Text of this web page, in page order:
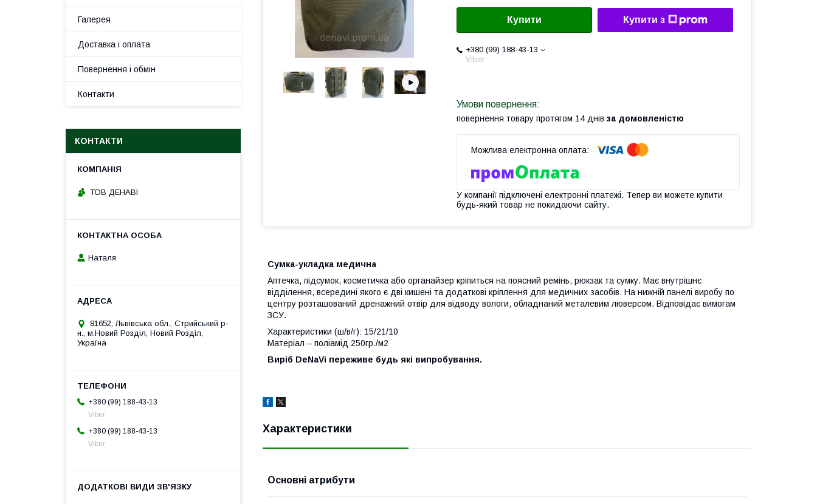
Купити Купити з
+380 (99) 188-43-13
Viber
повернення товару протягом 14 днів за домовленістю
У компанії підключені електронні платежі. Тепер ви можете купити
будь-який товар не покидаючи сайту.
Сумка-укладка медична
Аптечка, підсумок, косметичка або органайзер кріпиться на поясний ремінь, рюкзак та сумку. Має внутрішнє
відділення, всередині якого є дві кишені та додаткові кріплення для медичних засобів. На нижній панелі виробу по
центру розташований дренажний отвір для відводу вологи, обладнаний металевим люверсом. Відповідає вимогам
ЗСУ.
Характеристики (ш/в/г): 15/21/10
Матеріал – поліамід 250гр./м2
Виріб DeNaVi переживе будь які випробування.
Характеристики
Основні атрибути
Галерея
Доставка і оплата
Повернення і обмін
Контакти
КОНТАКТИ
ТОВ ДЕНАВІ
Наталя
81652, Львівська обл., Стрийський р-
н., м.Новий Розділ, Новий Розділ,
Україна
+380 (99) 188-43-13
Viber
+380 (99) 188-43-13
Viber